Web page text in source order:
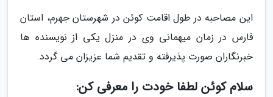
این مصاحبه در طول اقامت کوئن در شهرستان جهرم، استان
فارس در زمان میهمانی وی در منزل یکی از نویسنده ها
خبرنگاران صورت پذیرفته و تقدیم شما عزیزان می گردد.
سلام کوئن لطفا خودت را معرفی کن: